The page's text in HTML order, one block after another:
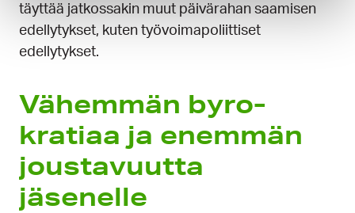
täyttää jatkossakin muut päivärahan saamisen
edellytykset, kuten työvoimapoliittiset
edellytykset.
Vähemmän byro­
kratiaa ja enemmän
jousta­vuutta
jäsenelle